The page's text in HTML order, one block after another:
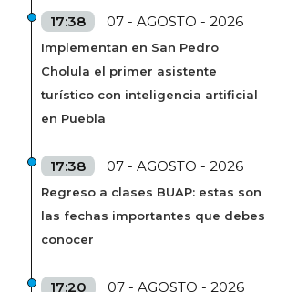
17:38 07 - AGOSTO - 2026
Implementan en San Pedro
Cholula el primer asistente
turístico con inteligencia artificial
en Puebla
17:38 07 - AGOSTO - 2026
Regreso a clases BUAP: estas son
las fechas importantes que debes
conocer
17:20 07 - AGOSTO - 2026